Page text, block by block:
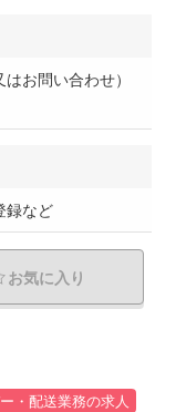
お問い合わせ）
録など
お気に入り
・配送業務の求人